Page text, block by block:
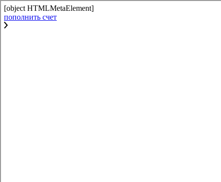
[object HTMLMetaElement]
пополнить счет